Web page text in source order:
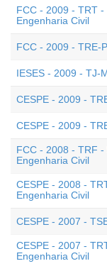
FCC - 2009 - TRT -
Engenharia Civil
FCC - 2009 - TRE-
IESES - 2009 - TJ-
CESPE - 2009 -
CESPE - 2009 -
FCC - 2008 - TRF -
Engenharia Civil
CESPE - 2008 -
Engenharia Civil
CESPE - 2007 -
CESPE - 2007 -
Engenharia Civil